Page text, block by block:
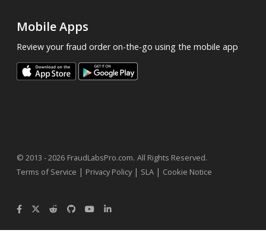
Mobile Apps
Review your fraud order on-the-go using the mobile app
© 2013 - 2026 FraudLabsPro.com. All Rights Reserved.
Terms of Service | Privacy Policy| SLA | Cookie Notice